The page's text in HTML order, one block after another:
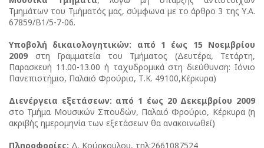
Τμημάτων του Τμήματός μας, σύμφωνα με το άρθρο 3 της Υ.Α.
67859/Β1/5-7-06.
Υποβολή δικαιολογητικών: από 1 έως 15 Νοεμβρίου
2009 στη Γραμματεία του Τμήματος (Δευτέρα, Τετάρτη,
Παρασκευή 11.00-13.00 ή ταχυδρομικά στη διεύθυνση: Ιόνιο
Πανεπιστήμιο, Παλαιό Φρούριο, Τ.Κ. 49100,Κέρκυρα)
Διενέργεια εξετάσεων: από 1 έως 20 Δεκεμβρίου 2009
στο Τμήμα Μουσικών Σπουδών, Παλαιό Φρούριο, Κέρκυρα (η
ακριβής ημερομηνία των εξετάσεων θα ανακοινωθεί)
Πληροφορίες: Δ. Κούρκουλου, τηλ:2661087524